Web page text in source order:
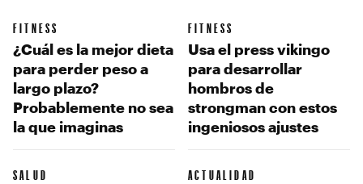
FITNESS
¿Cuál es la mejor dieta
para perder peso a
largo plazo?
Probablemente no sea
la que imaginas
FITNESS
Usa el press vikingo
para desarrollar
hombros de
strongman con estos
ingeniosos ajustes
SALUD ACTUALIDAD